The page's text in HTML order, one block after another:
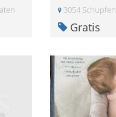
3054 Schupfen
Gratis